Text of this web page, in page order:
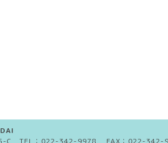
C TEL： 022-342-9978 FAX：022-342-